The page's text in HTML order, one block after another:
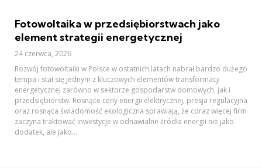
Fotowoltaika w przedsiębiorstwach jako
element strategii energetycznej
24 czerwca, 2026
Rozwój fotowoltaiki w Polsce w ostatnich latach nabrał bardzo dużego
tempa i stał się jednym z kluczowych elementów transformacji
energetycznej zarówno w sektorze gospodarstw domowych, jak i
przedsiębiorstw. Rosnące ceny energii elektrycznej, presja regulacyjna
oraz rosnąca świadomość ekologiczna sprawiają, że coraz więcej firm
zaczyna traktować inwestycje w odnawialne źródła energii nie jako
dodatek, ale jako...